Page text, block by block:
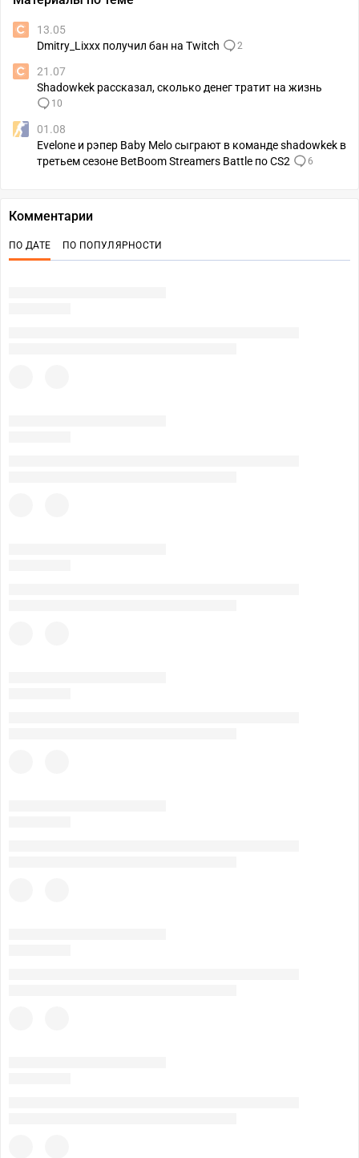
13.05
Dmitry_Lixxx получил бан на Twitch
2
21.07
Shadowkek рассказал, сколько денег тратит на жизнь
10
01.08
Evelone и рэпер Baby Melo сыграют в команде shadowkek в
третьем сезоне BetBoom Streamers Battle по CS2
6
Комментарии
ПО ДАТЕ ПО ПОПУЛЯРНОСТИ